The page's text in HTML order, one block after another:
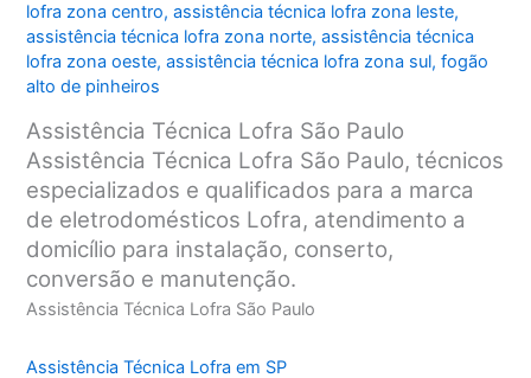
lofra zona centro,assistência técnica lofra zona leste,
assistência técnica lofra zona norte,assistência técnica
lofra zona oeste,assistência técnica lofra zona sul,fogão
alto de pinheiros
Assistência Técnica Lofra São Paulo
Assistência Técnica Lofra São Paulo, técnicos
especializados e qualificados para a marca
de eletrodomésticos Lofra, atendimento a
domicílio para instalação, conserto,
conversão e manutenção.
Assistência Técnica Lofra São Paulo
Assistência Técnica Lofra em SP